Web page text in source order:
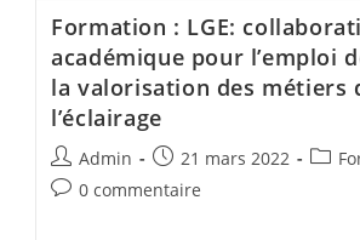
Formation : LGE:
académique pour l’emploi
la valorisation des métiers
l’éclairage
Admin 21 mars 2022
0 commentaire